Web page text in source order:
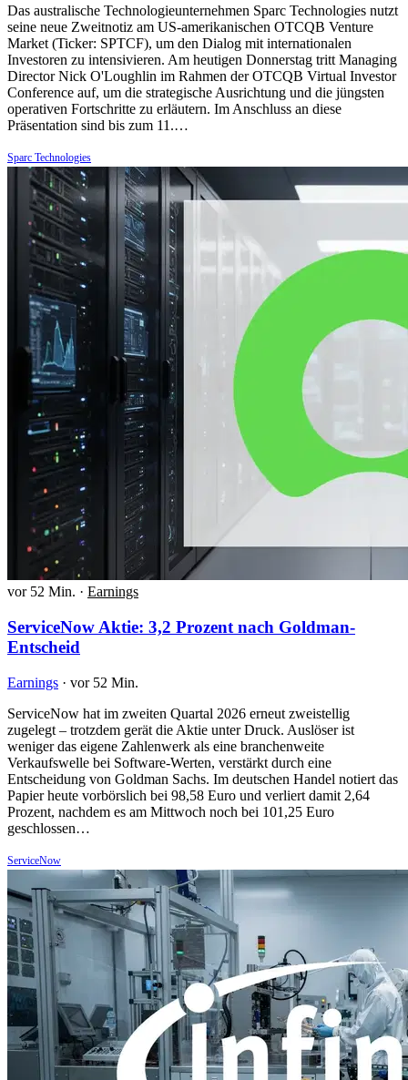
Das australische Technologieunternehmen Sparc Technologies nutzt
seine neue Zweitnotiz am US-amerikanischen OTCQB Venture
Market (Ticker: SPTCF), um den Dialog mit internationalen
Investoren zu intensivieren. Am heutigen Donnerstag tritt Managing
Director Nick O'Loughlin im Rahmen der OTCQB Virtual Investor
Conference auf, um die strategische Ausrichtung und die jüngsten
operativen Fortschritte zu erläutern. Im Anschluss an diese
Präsentation sind bis zum 11.…
Sparc Technologies
vor 52 Min. · Earnings
ServiceNow Aktie: 3,2 Prozent nach Goldman-
Entscheid
Earnings · vor 52 Min.
ServiceNow hat im zweiten Quartal 2026 erneut zweistellig
zugelegt – trotzdem gerät die Aktie unter Druck. Auslöser ist
weniger das eigene Zahlenwerk als eine branchenweite
Verkaufswelle bei Software-Werten, verstärkt durch eine
Entscheidung von Goldman Sachs. Im deutschen Handel notiert das
Papier heute vorbörslich bei 98,58 Euro und verliert damit 2,64
Prozent, nachdem es am Mittwoch noch bei 101,25 Euro
geschlossen…
ServiceNow